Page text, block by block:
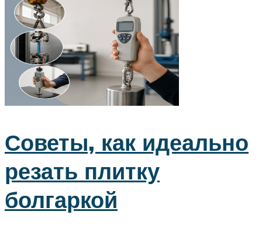
Советы, как идеально
резать плитку
болгаркой